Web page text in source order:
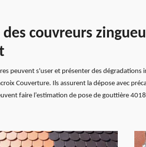
couvreurs
peuvent s'user et présenter des
Couverture. Ils assurent la dépose avec
faire l’estimation de pose de gouttière